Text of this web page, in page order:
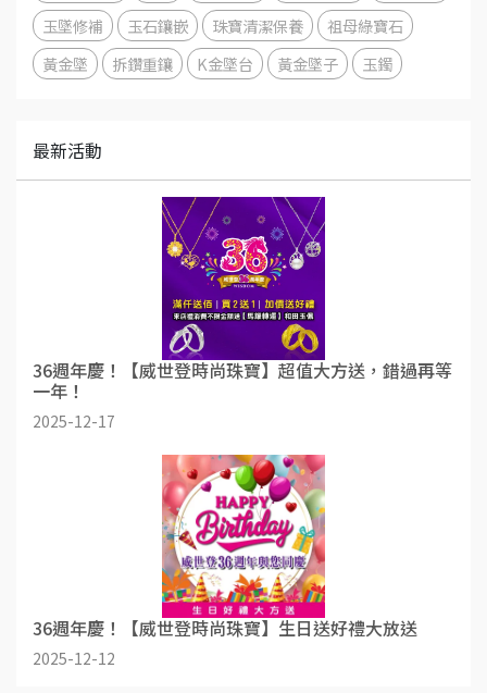
玉墜修補
玉石鑲嵌 珠寶清潔保養
祖母綠寶石
黃金墜
拆鑽重鑲 K金墜台 黃金墜子 玉鐲
最新活動
36週年慶！【威世登時尚珠寶】超值大方送，錯過再等
一年！
2025-12-17
36週年慶！【威世登時尚珠寶】生日送好禮大放送
2025-12-12